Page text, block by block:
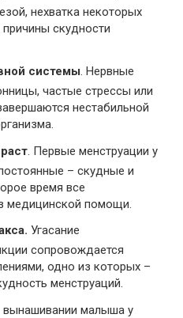
нехватка некоторых
скудности
системы. Нервные
частые стрессы или
нестабильной
. Первые менструации у
– скудные и
время все
медицинской помощи.
Угасание
сопровождается
одно из которых –
менструаций.
вынашивании малыша у